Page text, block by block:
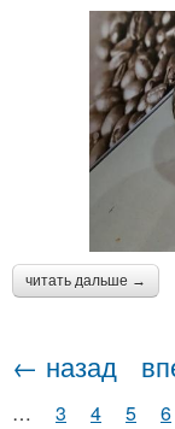
читать дальше →
← назад
… 3 4 5 6